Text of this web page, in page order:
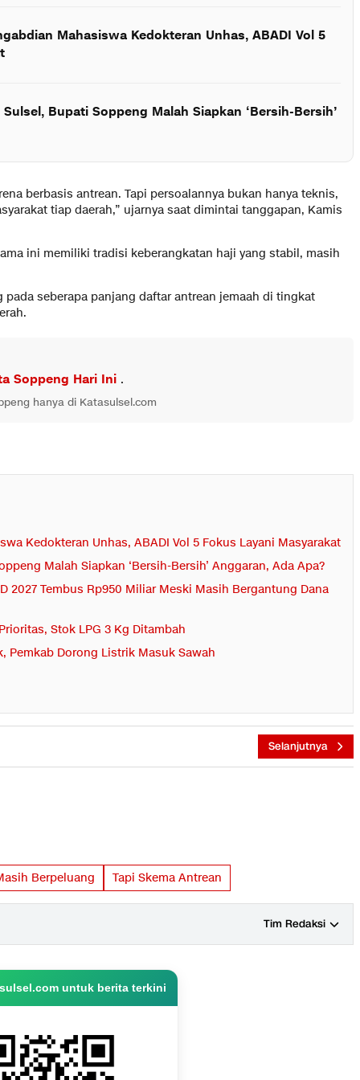
Mahasiswa Kedokteran Unhas, ABADI Vol 5
Bupati Soppeng Malah Siapkan ‘Bersih-Bersih’
berbasis antrean. Tapi persoalannya bukan hanya teknis,
tiap daerah,” ujarnya saat dimintai tanggapan, Kamis
ini memiliki tradisi keberangkatan haji yang stabil, masih
seberapa panjang daftar antrean jemaah di tingkat
Soppeng Hari Ini .
hanya di Katasulsel.com
Kedokteran Unhas, ABADI Vol 5 Fokus Layani Masyarakat
Malah Siapkan ‘Bersih-Bersih’ Anggaran, Ada Apa?
2027 Tembus Rp950 Miliar Meski Masih Bergantung Dana
Stok LPG 3 Kg Ditambah
Pemkab Dorong Listrik Masuk Sawah
Selanjutnya
Berpeluang Tapi Skema Antrean
Tim Redaksi
untuk berita terkini